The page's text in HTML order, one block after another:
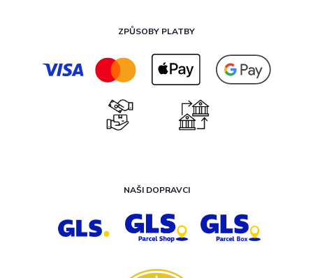
ZPŮSOBY PLATBY
NAŠI DOPRAVCI